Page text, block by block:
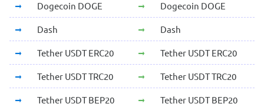
Dogecoin DOGE Dogecoin DOGE
Dash Dash
Tether USDT ERC20 Tether USDT ERC20
Tether USDT TRC20 Tether USDT TRC20
Tether USDT BEP20 Tether USDT BEP20